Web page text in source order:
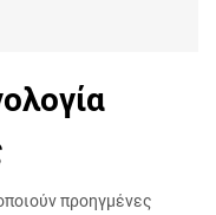
προηγμένες